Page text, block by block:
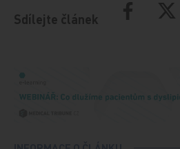
Sdílejte článek